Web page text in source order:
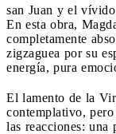
san Juan y el
En esta obra,
completamente
zigzaguea por su
energía, pura
El lamento de la
contemplativo,
las reacciones: una